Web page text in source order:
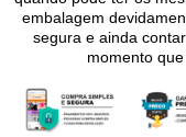
embalagem
segura e ainda
momento